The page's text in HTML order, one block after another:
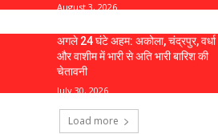
August 3, 2026
अगले 24 घंटे अहम: अकोला, चंद्रपुर, वर्धा
और वाशीम में भारी से अति भारी बारिश की
चेतावनी
July 30, 2026
Load more